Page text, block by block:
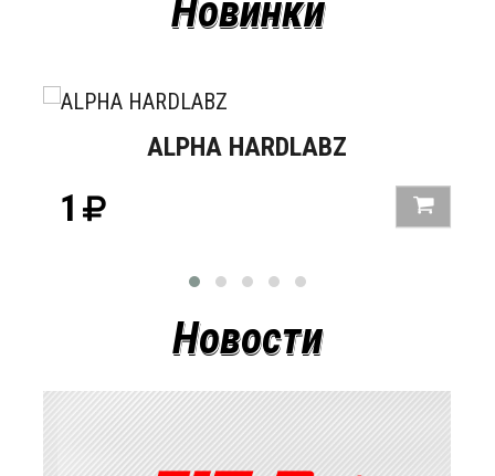
Новинки
ALPHA HARDLABZ
1
Новости